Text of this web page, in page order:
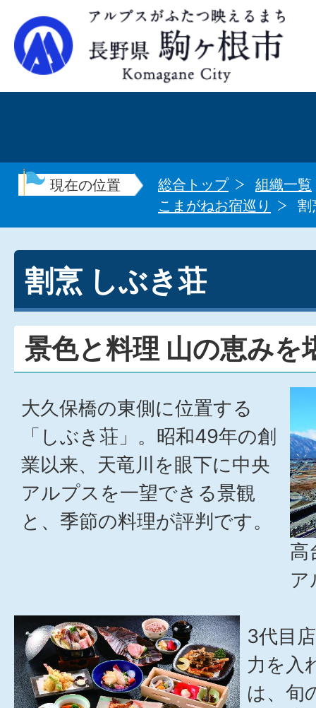
現在の位置 総合トップ
組織一覧
こまがねお宿巡り
割
割烹 しぶき荘
景色と料理 山の恵みを
高
ア
大久保橋の東側に位置する
「しぶき荘」。昭和49年の創
業以来、天竜川を眼下に中央
アルプスを一望できる景観
と、季節の料理が評判です。
3代目
力を入
は、旬